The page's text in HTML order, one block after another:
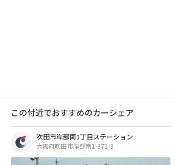
この付近でおすすめのカーシェア
吹田市岸部南1丁目ステーション
大阪府吹田市岸部南1-371-3